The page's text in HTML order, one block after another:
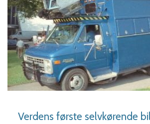
Verdens første selvkørende